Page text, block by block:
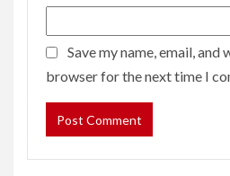
Save my name, email, and
browser for the next time I